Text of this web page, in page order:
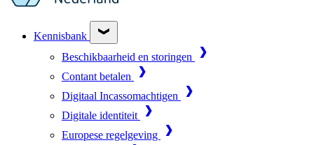
Kennisbank
Beschikbaarheid en storingen
Contant betalen
Digitaal Incassomachtigen
Digitale identiteit
Europese regelgeving